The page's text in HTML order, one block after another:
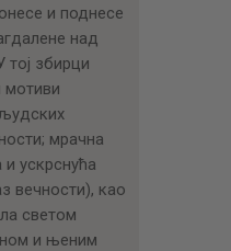
и поднесе
над
тој збирци
мотиви
мрачна
ускрснућа
вечности), као
светом
и њеним